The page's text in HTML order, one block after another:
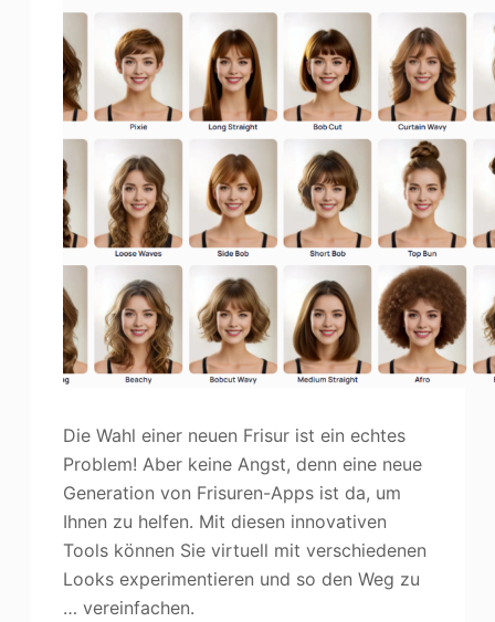
AI-Hintergrund für Produkte
Kostenloser Hintergrund-Entferner
Bilder aufräumen
Photo Enhancer
Bild Recopyright
Die Wahl einer neuen Frisur ist ein echtes
Problem! Aber keine Angst, denn eine neue
Generation von Frisuren-Apps ist da, um
Ihnen zu helfen. Mit diesen innovativen
Tools können Sie virtuell mit verschiedenen
Looks experimentieren und so den Weg zu
… vereinfachen.